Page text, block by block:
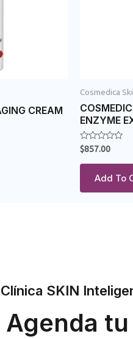
CREAM
Cosmedica
ENZYME
Rated
0
out
$857.00
Add To
Clínica SKIN
Agenda